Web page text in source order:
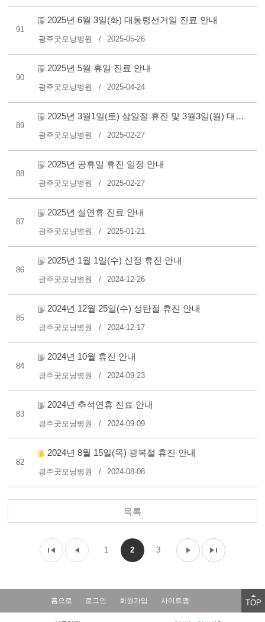
91
2025년 6월 3일(화) 대통령선거일 진료 안내
광주굿모닝병원 2025-05-26
90
2025년 5월 휴일 진료 안내
광주굿모닝병원 2025-04-24
89
2025년 3월1일(토) 삼일절 휴진 및 3월3일(월) 대체공휴일 진료 ..
광주굿모닝병원 2025-02-27
88
2025년 공휴일 휴진 일정 안내
광주굿모닝병원 2025-02-27
87
2025년 설연휴 진료 안내
광주굿모닝병원 2025-01-21
86
2025년 1월 1일(수) 신정 휴진 안내
광주굿모닝병원 2024-12-26
85
2024년 12월 25일(수) 성탄절 휴진 안내
광주굿모닝병원 2024-12-17
84
2024년 10월 휴진 안내
광주굿모닝병원 2024-09-23
83
2024년 추석연휴 진료 안내
광주굿모닝병원 2024-09-09
82
2024년 8월 15일(목) 광복절 휴진 안내
광주굿모닝병원 2024-08-08
목록
1 2 3
홈으로 로그인 회원가입 사이트맵 TOP